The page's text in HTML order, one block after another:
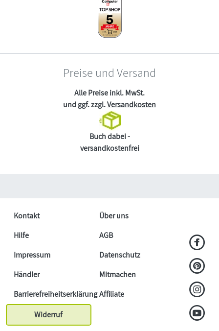
Preise und Versand
Alle Preise inkl. MwSt.
und ggf. zzgl.Versandkosten
Buch dabei -
versandkostenfrei
Kontakt
Über uns
Hilfe
AGB
Impressum
Datenschutz
Händler
Mitmachen
BarrierefreiheitserklärungAffiliate
Widerruf